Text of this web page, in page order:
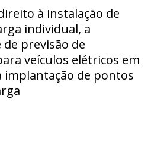
à instalação de
individual, a
previsão de
veículos elétricos em
implantação de pontos